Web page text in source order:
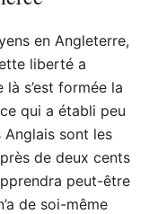
en Angleterre,
liberté a
s’est formée la
qui a établi peu
sont les
de deux cents
peut-être
de soi-même